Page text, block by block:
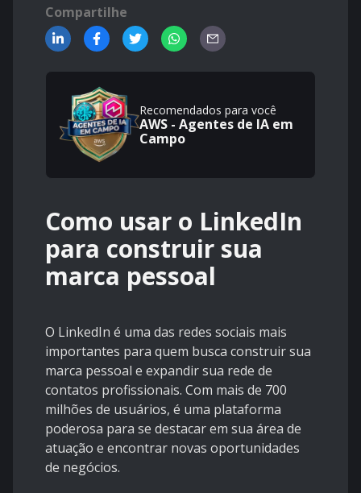
Compartilhe
Recomendados para você
AWS - Agentes de IA em
Campo
Como usar o LinkedIn
para construir sua
marca pessoal
O LinkedIn é uma das redes sociais mais
importantes para quem busca construir sua
marca pessoal e expandir sua rede de
contatos profissionais. Com mais de 700
milhões de usuários, é uma plataforma
poderosa para se destacar em sua área de
atuação e encontrar novas oportunidades
de negócios.